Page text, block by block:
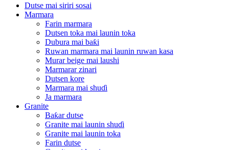
Dutse mai siriri sosai
Marmara
Farin marmara
Dutsen toka mai launin toka
Dubura mai baƙi
Ruwan marmara mai launin ruwan kasa
Murar beige mai laushi
Marmarar zinari
Dutsen kore
Marmara mai shuɗi
Ja marmara
Granite
Baƙar dutse
Granite mai launin shuɗi
Granite mai launin toka
Farin dutse